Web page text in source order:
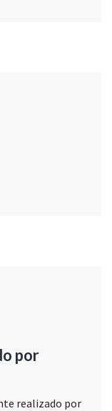
por
realizado por